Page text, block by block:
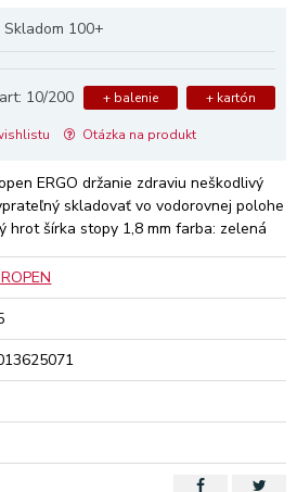
Skladom 100+
10/200 + balenie + kartón
Otázka na produkt
ERGO držanie zdraviu neškodlivý
skladovať vo vodorovnej polohe
hrot šírka stopy 1,8 mm farba: zelená